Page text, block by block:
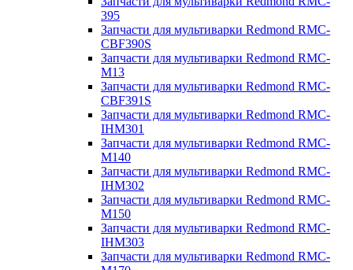
395
Запчасти для мультиварки Redmond RMC-
CBF390S
Запчасти для мультиварки Redmond RMC-
M13
Запчасти для мультиварки Redmond RMC-
CBF391S
Запчасти для мультиварки Redmond RMC-
IHM301
Запчасти для мультиварки Redmond RMC-
M140
Запчасти для мультиварки Redmond RMC-
IHM302
Запчасти для мультиварки Redmond RMC-
M150
Запчасти для мультиварки Redmond RMC-
IHM303
Запчасти для мультиварки Redmond RMC-